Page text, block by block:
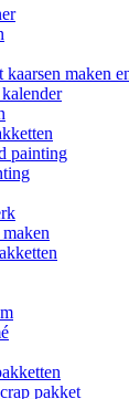
maken
painting
pakket